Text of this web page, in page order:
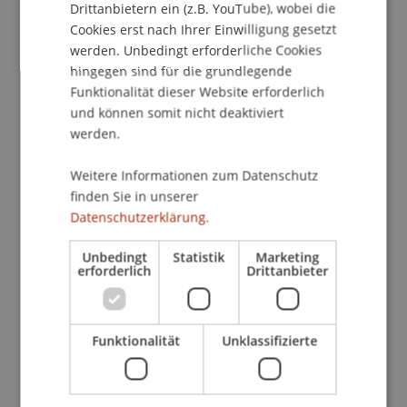
StGB von 1834 – mit den Worten Maurers – als die
vollständigste, mildeste und am längsten
geltende unter den historischen
Strafgesetzgebungen. Abschliessend ist
festzuhalten: Die Ära des liberalen Strafrechts
beginnt nicht mit dem bayerischen StGB von
1834.»
Auch in Bezug auf das Fürstentum Liechtenstein
betont Prof. Papathanasiou die Bedeutung
historischer Grundlagenforschung. Zwar basiert
das liechtensteinische Strafgesetzbuch in weiten
Teilen auf dem österreichischen Vorbild, doch
bestehen auch hier eigenständige Entwicklungen
und Abweichungen. Vor diesem Hintergrund
Drittanbietern ein (z.B. YouTube), wobei die
Cookies erst nach Ihrer Einwilligung gesetzt
werden. Unbedingt erforderliche Cookies
hingegen sind für die grundlegende
Funktionalität dieser Website erforderlich
und können somit nicht deaktiviert
werden.
Weitere Informationen zum Datenschutz
finden Sie in unserer
Datenschutzerklärung.
Unbedingt
erforderlich
Statistik Marketing
Drittanbieter
Funktionalität Unklassifizierte